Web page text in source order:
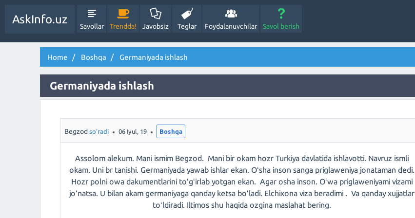
AskInfo.uz
Savollar Trendda! Javobsiz Teglar Foydalanuvchilar Savol berish
Home Boshqa Germaniyada ishlash
Germaniyada ishlash
Begzod so'radi 06 Iyul, 19 Boshqa
Assolom alekum. Mani ismim Begzod. Mani bir okam hozr Turkiya davlatida ishlavotti. Navruz ismli
okam. Uni br tanishi. Germaniyada yawab ishlar ekan. Oʻsha inson sanga priglaweniya jonataman dedi.
Hozr polni owa dakumentlarini toʻgʻirlab yotgan ekan. Agar osha inson. Oʻwa priglaweniyami vizami
joʻnatsa. U bilan akam germaniyaga qanday ketsa boʻladi. Elchixona viza beradimi . Va qanday xujjatlar
toʻldiradi. Iltimos shu haqida ozgina maslahat bering.